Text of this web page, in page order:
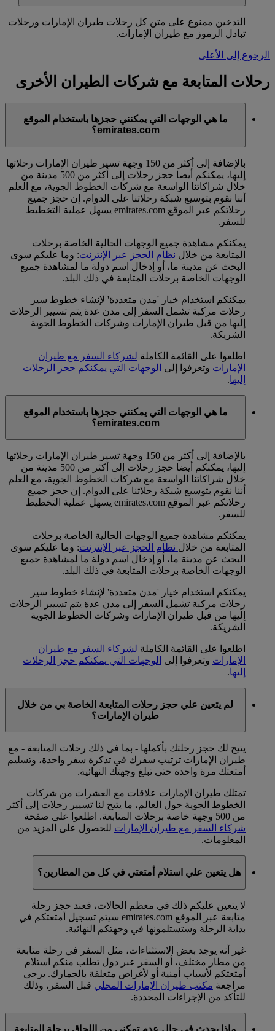
التدخين ممنوع على متن كل رحلات طيران الإمارات ورحلات
تبادل الرموز مع طيران الإمارات.
الرجوع إلى الأعلى
رحلات المتابعة مع شركات الطيران الأخرى
ما هي الوجهات التي يمكنني حجزها باستخدام الموقع
emirates.com؟
بالإضافة إلى أكثر من 150 وجهة تسير طيران الإمارات رحلاتها
إليها، يمكنكم أيضا حجز رحلات إلى أكثر من 500 مدينة من
خلال شراكاتنا الواسعة مع شركات الخطوط الجوية، مع العلم
أننا نقوم بتوسيع شبكة رحلاتنا على الدوام. إن حجز جميع
رحلاتكم عبر الموقع emirates.com يسهل عملية التخطيط
للسفر.
يمكنكم مشاهدة جميع الوجهات الحالية الخاصة برحلات
المتابعة من خلال نظام الحجز عبر الإنترنت: وما عليكم سوى
البحث عن مدينة ما، أو إدخال اسم دولة ما لمشاهدة جميع
الوجهات الخاصة برحلات المتابعة في ذلك البلد.
يمكنكم استخدام خيار 'مدن متعددة' لإنشاء خطوط سير
رحلات مركبة تشمل السفر إلى مدن عدة يتم تسيير الرحلات
إليها من قبل طيران الإمارات وشركات الخطوط الجوية
الشريكة.
اطلعوا على القائمة الكاملة لشركاء السفر مع طيران
الإمارات وتعرفوا إلى الوجهات التي يمكنكم حجز الرحلات
إليها.
ما هي الوجهات التي يمكنني حجزها باستخدام الموقع
emirates.com؟
بالإضافة إلى أكثر من 150 وجهة تسير طيران الإمارات رحلاتها
إليها، يمكنكم أيضا حجز رحلات إلى أكثر من 500 مدينة من
خلال شراكاتنا الواسعة مع شركات الخطوط الجوية، مع العلم
أننا نقوم بتوسيع شبكة رحلاتنا على الدوام. إن حجز جميع
رحلاتكم عبر الموقع emirates.com يسهل عملية التخطيط
للسفر.
يمكنكم مشاهدة جميع الوجهات الحالية الخاصة برحلات
المتابعة من خلال نظام الحجز عبر الإنترنت: وما عليكم سوى
البحث عن مدينة ما، أو إدخال اسم دولة ما لمشاهدة جميع
الوجهات الخاصة برحلات المتابعة في ذلك البلد.
يمكنكم استخدام خيار 'مدن متعددة' لإنشاء خطوط سير
رحلات مركبة تشمل السفر إلى مدن عدة يتم تسيير الرحلات
إليها من قبل طيران الإمارات وشركات الخطوط الجوية
الشريكة.
اطلعوا على القائمة الكاملة لشركاء السفر مع طيران
الإمارات وتعرفوا إلى الوجهات التي يمكنكم حجز الرحلات
إليها.
لم يتعين علي حجز رحلات المتابعة الخاصة بي من خلال
طيران الإمارات؟
يتيح لك حجز رحلتك بأكملها - بما في ذلك رحلات المتابعة - مع
طيران الإمارات ترتيب سفرك في تذكرة سفر واحدة، وتسليم
أمتعتك مرة واحدة حتى تبلغ وجهتك النهائية.
تمتلك طيران الإمارات علاقات مع العشرات من شركات
الخطوط الجوية حول العالم، ما يتيح لنا تسيير رحلات إلى أكثر
من 500 وجهة خاصة برحلات المتابعة. اطلعوا على صفحة
شركاء السفر مع طيران الإمارات للحصول على المزيد من
المعلومات.
هل يتعين علي استلام أمتعتي في كل من المطارين؟
لا يتعين عليكم ذلك في معظم الحالات، فعند حجز رحلة
متابعة عبر الموقع emirates.com سيتم تسجيل أمتعتكم في
بداية الرحلة وستستلمونها في وجهتكم النهائية.
غير أنه يوجد بعض الاستثناءات، مثل السفر في رحلة متابعة
من مطار مختلف، أو السفر عبر دول تطلب منكم استلام
أمتعتكم لأسباب أمنية أو لأغراض متعلقة بالجمارك. يرجى
مراجعة مكتب طيران الإمارات المحلي قبل السفر، وذلك
للتأكد من الإجراءات المحددة.